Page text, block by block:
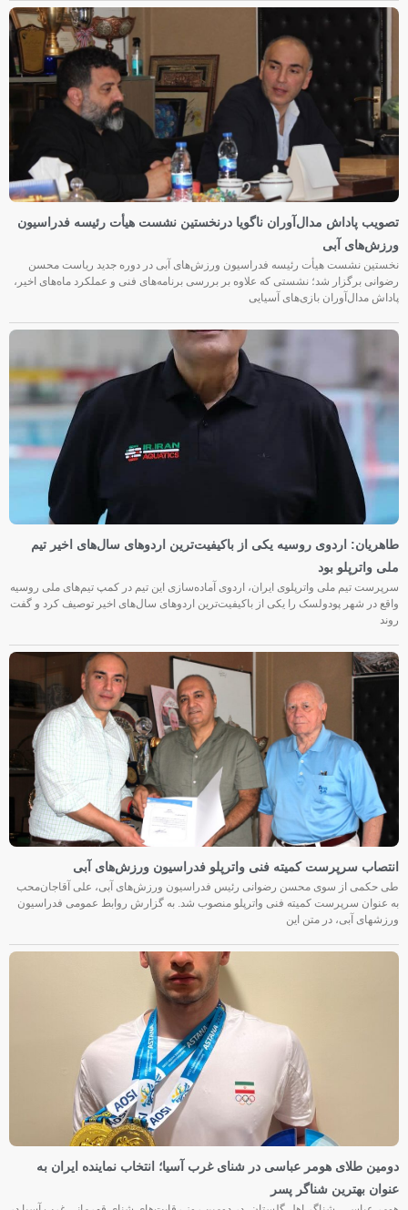
تصویب پاداش مدال‌آوران ناگویا درنخستین نشست هیأت رئیسه فدراسیون
ورزش‌های آبی
نخستین نشست هیأت رئیسه فدراسیون ورزش‌های آبی در دوره جدید ریاست محسن
رضوانی برگزار شد؛ نشستی که علاوه بر بررسی برنامه‌های فنی و عملکرد ماه‌های اخیر،
پاداش مدال‌آوران بازی‌های آسیایی
طاهریان: اردوی روسیه یکی از باکیفیت‌ترین اردوهای سال‌های اخیر تیم
ملی واترپلو بود
سرپرست تیم ملی واترپلوی ایران، اردوی آماده‌سازی این تیم در کمپ تیم‌های ملی روسیه
واقع در شهر پودولسک را یکی از باکیفیت‌ترین اردوهای سال‌های اخیر توصیف کرد و گفت
روند
انتصاب سرپرست کمیته فنی واترپلو فدراسیون ورزش‌های آبی
طی حکمی از سوی محسن رضوانی رئیس فدراسیون ورزش‌های آبی، علی آقاجان‌محب
به عنوان سرپرست کمیته فنی واترپلو منصوب شد. به گزارش روابط عمومی فدراسیون
ورزشهای آبی، در متن این
دومین طلای هومر عباسی در شنای غرب آسیا؛ انتخاب نماینده ایران به
عنوان بهترین شناگر پسر